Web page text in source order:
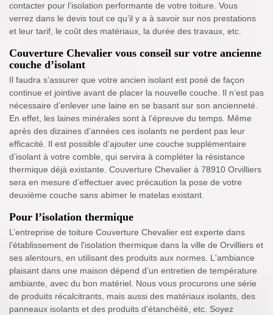
contacter pour l’isolation performante de votre toiture. Vous
verrez dans le devis tout ce qu’il y a à savoir sur nos prestations
et leur tarif, le coût des matériaux, la durée des travaux, etc.
Couverture Chevalier vous conseil sur votre ancienne
couche d’isolant
Il faudra s’assurer que votre ancien isolant est posé de façon
continue et jointive avant de placer la nouvelle couche. Il n’est pas
nécessaire d’enlever une laine en se basant sur son ancienneté.
En effet, les laines minérales sont à l’épreuve du temps. Même
après des dizaines d’années ces isolants ne perdent pas leur
efficacité. Il est possible d’ajouter une couche supplémentaire
d’isolant à votre comble, qui servira à compléter la résistance
thermique déjà existante. Couverture Chevalier à 78910 Orvilliers
sera en mesure d’effectuer avec précaution la pose de votre
deuxième couche sans abimer le matelas existant.
Pour l’isolation thermique
L’entreprise de toiture Couverture Chevalier est experte dans
l’établissement de l'isolation thermique dans la ville de Orvilliers et
ses alentours, en utilisant des produits aux normes. L'ambiance
plaisant dans une maison dépend d’un entretien de température
ambiante, avec du bon matériel. Nous vous procurons une série
de produits récalcitrants, mais aussi des matériaux isolants, des
panneaux isolants et des produits d'étanchéité, etc. Soyez